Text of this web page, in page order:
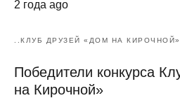
2 года ago
..КЛУБ ДРУЗЕЙ «ДОМ НА КИРОЧНОЙ»
Победители конкурса
на Кирочной»